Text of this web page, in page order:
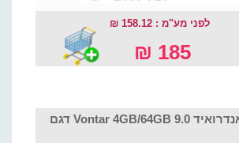
לפני מע"מ : 158.12 ₪
185 ₪
סטרימר עגול אנדרואיד 9.0 Vontar 4GB/64GB דגם